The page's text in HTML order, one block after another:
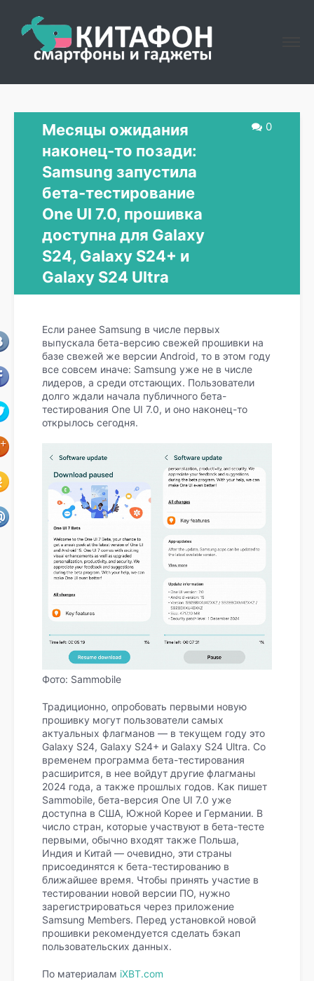
0
Месяцы ожидания
наконец-то позади:
Samsung запустила
бета-тестирование
One UI 7.0, прошивка
доступна для Galaxy
S24, Galaxy S24+ и
Galaxy S24 Ultra
Если ранее Samsung в числе первых
выпускала бета-версию свежей прошивки на
базе свежей же версии Android, то в этом году
все совсем иначе: Samsung уже не в числе
лидеров, а среди отстающих. Пользователи
долго ждали начала публичного бета-
тестирования One UI 7.0, и оно наконец-то
открылось сегодня.
Фото: Sammobile
Традиционно, опробовать первыми новую
прошивку могут пользователи самых
актуальных флагманов — в текущем году это
Galaxy S24, Galaxy S24+ и Galaxy S24 Ultra. Со
временем программа бета-тестирования
расширится, в нее войдут другие флагманы
2024 года, а также прошлых годов. Как пишет
Sammobile, бета-версия One UI 7.0 уже
доступна в США, Южной Корее и Германии. В
число стран, которые участвуют в бета-тесте
первыми, обычно входят также Польша,
Индия и Китай — очевидно, эти страны
присоединятся к бета-тестированию в
ближайшее время. Чтобы принять участие в
тестировании новой версии ПО, нужно
зарегистрироваться через приложение
Samsung Members. Перед установкой новой
прошивки рекомендуется сделать бэкап
пользовательских данных.
По материалам iXBT.com